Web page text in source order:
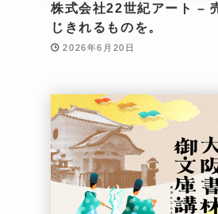
株式会社22世紀アート –
じきれるものを。
2026年6月20日